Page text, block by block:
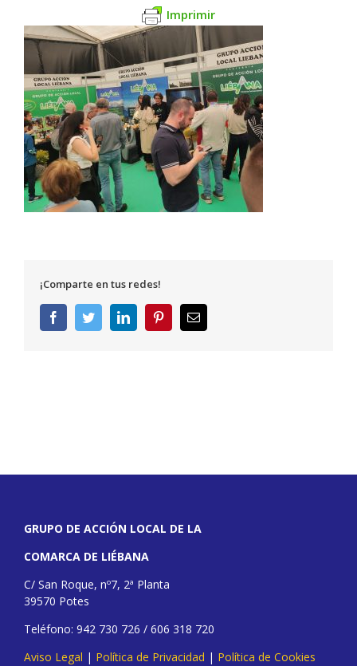
Imprimir
¡Comparte en tus redes!
FacebookTwitterLinkedInPinterestCorreo
electrónico
GRUPO DE ACCIÓN LOCAL DE LA
COMARCA DE LIÉBANA
C/ San Roque, nº7, 2ª Planta
39570 Potes
Teléfono: 942 730 726 / 606 318 720
Aviso Legal | Política de Privacidad | Política de Cookies